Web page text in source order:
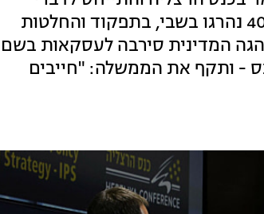
סמוטריץ' על החזרת כל החטופים: "יש לזכור שבערך 40 נהרגו בשבי, בתפקוד והחלטות
המדינית סירבה לעסקאות בשם
- ותקף את הממשלה: "חייבים